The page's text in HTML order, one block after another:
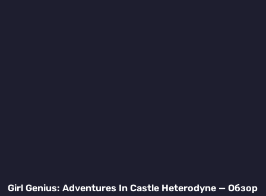
Girl Genius: Adventures In Castle Heterodyne — Обзор